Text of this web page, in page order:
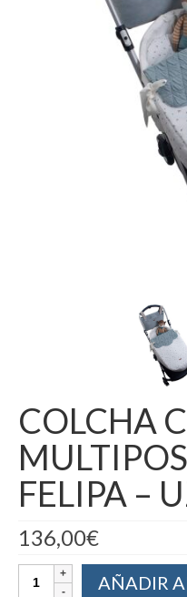
COLCHA
FELIPA –
136,00€
AÑADIR